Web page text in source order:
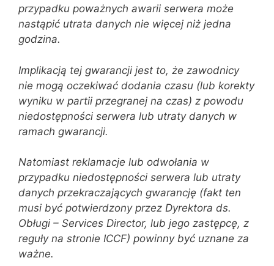
przypadku poważnych awarii serwera może
nastąpić utrata danych nie więcej niż jedna
godzina.
Implikacją tej gwarancji jest to, że zawodnicy
nie mogą oczekiwać dodania czasu (lub korekty
wyniku w partii przegranej na czas) z powodu
niedostępności serwera lub utraty danych w
ramach gwarancji.
Natomiast reklamacje lub odwołania w
przypadku niedostępności serwera lub utraty
danych przekraczających gwarancję (fakt ten
musi być potwierdzony przez Dyrektora ds.
Obługi – Services Director, lub jego zastępcę, z
reguły na stronie ICCF) powinny być uznane za
ważne.